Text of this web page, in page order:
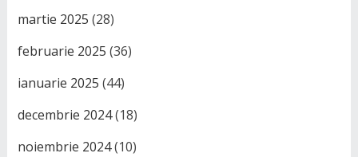
martie 2025 (28)
februarie 2025 (36)
ianuarie 2025 (44)
decembrie 2024(18)
noiembrie 2024(10)